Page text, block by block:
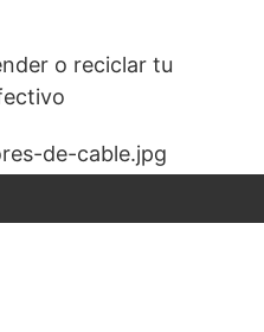
o reciclar tu